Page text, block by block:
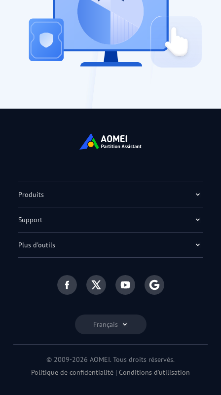
Français
Produits
Support
Plus d'outils
© 2009-2026 AOMEI. Tous droits réservés.
Politique de confidentialité | Conditions d'utilisation